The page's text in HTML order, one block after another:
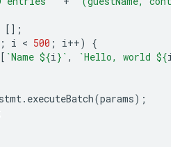
[];
; i < 500 ; i++)
{
`Name ${i} ` , `Hello, world ${i
stmt. executeBatch(params);